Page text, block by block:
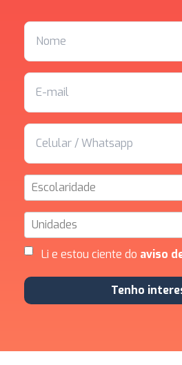
Escolaridade
Unidades
Li e estou ciente do aviso
Tenho